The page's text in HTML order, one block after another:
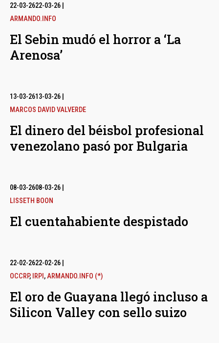
22-03-2622-03-26
ARMANDO.INFO
El Sebin mudó el horror a ‘La
Arenosa’
13-03-2613-03-26
MARCOS DAVID VALVERDE
El dinero del béisbol profesional
venezolano pasó por Bulgaria
08-03-2608-03-26
LISSETH BOON
El cuentahabiente despistado
22-02-2622-02-26
OCCRP, IRPI ,ARMANDO.INFO (*)
El oro de Guayana llegó incluso a
Silicon Valley con sello suizo